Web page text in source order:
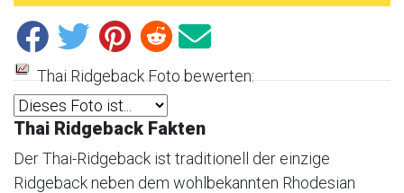
Thai Ridgeback Foto bewerten:
Thai Ridgeback Fakten
Der Thai-Ridgeback ist traditionell der einzige
Ridgeback neben dem wohlbekannten Rhodesian